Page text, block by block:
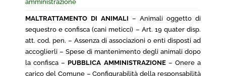
amministrazione
MALTRATTAMENTO DI ANIMALI – Animali oggetto di
sequestro e confisca (cani meticci) – Art. 19 quater disp.
att. cod. pen. – Assenza di associazioni o enti disposti ad
accoglierli – Spese di mantenimento degli animali dopo
la confisca – PUBBLICA AMMINISTRAZIONE– Onere a
carico del Comune – Configurabilità della responsabilità